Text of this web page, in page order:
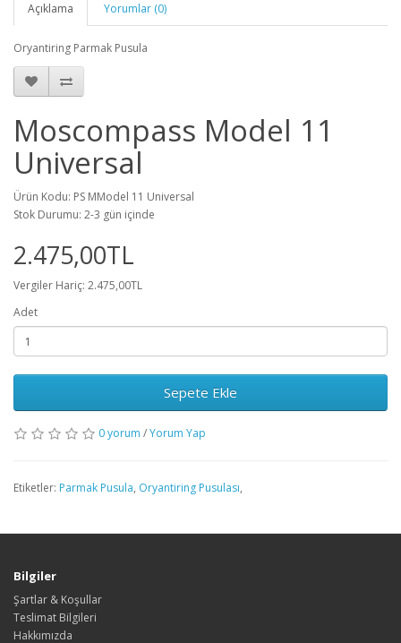
Açıklama Yorumlar (0)
Oryantiring Parmak Pusula
Moscompass Model 11
Universal
Ürün Kodu: PS MModel 11 Universal
Stok Durumu: 2-3 gün içinde
2.475,00TL
Vergiler Hariç: 2.475,00TL
Adet
Sepete Ekle
0 yorum /Yorum Yap
Etiketler: Parmak Pusula, Oryantiring Pusulası,
Bilgiler
Şartlar & Koşullar
Teslimat Bilgileri
Hakkımızda